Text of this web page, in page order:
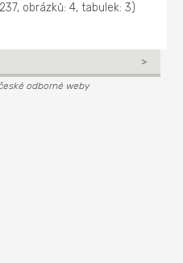
obrázků: 4, tabulek: 3)
odborné weby